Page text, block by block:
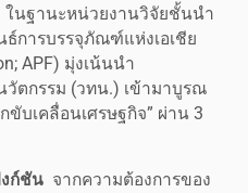
นฐานะหน่วยงานวิจัยชั้นนำ
การบรรจุภัณฑ์แห่งเอเชีย
APF) มุ่งเน้นนำ
วัตกรรม (วทน.) เข้ามาบูรณ
ขับเคลื่อนเศรษฐกิจ” ผ่าน 3
ก์ชัน จากความต้องการของ